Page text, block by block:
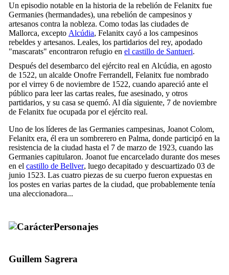
Un episodio notable en la historia de la rebelión de Felanitx fue
Germanies (hermandades), una rebelión de campesinos y
artesanos contra la nobleza. Como todas las ciudades de
Mallorca, excepto Alcúdia, Felanitx cayó a los campesinos
rebeldes y artesanos. Leales, los partidarios del rey, apodado
"mascarats" encontraron refugio en el castillo de Santueri.
Después del desembarco del ejército real en Alcúdia, en agosto
de 1522, un alcalde Onofre Ferrandell, Felanitx fue nombrado
por el virrey 6 de noviembre de 1522, cuando apareció ante el
público para leer las cartas reales, fue asesinado, y otros
partidarios, y su casa se quemó. Al día siguiente, 7 de noviembre
de Felanitx fue ocupada por el ejército real.
Uno de los líderes de las Germanies campesinas, Joanot Colom,
Felanitx era, él era un sombrerero en Palma, donde participó en la
resistencia de la ciudad hasta el 7 de marzo de 1923, cuando las
Germanies capitularon. Joanot fue encarcelado durante dos meses
en el castillo de Bellver, luego decapitado y descuartizado 03 de
junio 1523. Las cuatro piezas de su cuerpo fueron expuestas en
los postes en varias partes de la ciudad, que probablemente tenía
una aleccionadora...
Personajes
Guillem Sagrera